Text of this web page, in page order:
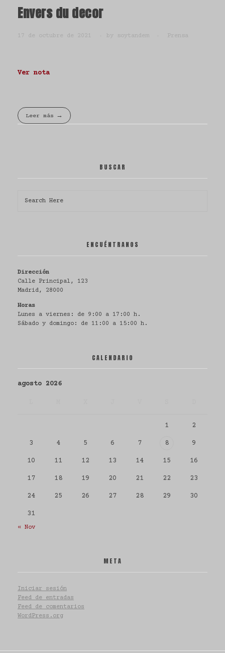
Envers du decor
17 de octubre de 2021 by soytandem Prensa
Ver nota
Leer más
BUSCAR
ENCUÉNTRANOS
Dirección
Calle Principal, 123
Madrid, 28000
Horas
Lunes a viernes: de 9:00 a 17:00 h.
Sábado y domingo: de 11:00 a 15:00 h.
CALENDARIO
agosto 2026
1 2
3 4 5 6 7 8 9
10 11 12 13 14 15 16
17 18 19 20 21 22 23
24 25 26 27 28 29 30
31
« Nov
META
Iniciar sesión
Feed de entradas
Feed de comentarios
WordPress.org